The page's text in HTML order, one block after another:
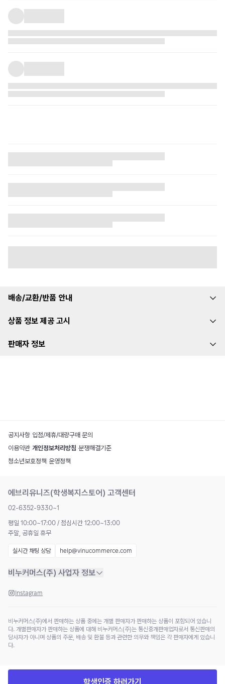
배송/교환/반품 안내
상품 정보 제공 고시
판매자 정보
학생인증 하러가기
공지사항 입점/제휴/대량구매 문의
이용약관 개인정보처리방침 분쟁해결기준
청소년보호정책 운영정책
에브리유니즈(학생복지스토어) 고객센터
02-6352-9330~1
평일 10:00~17:00 / 점심시간 12:00~13:00
주말, 공휴일 휴무
실시간 채팅 상담 help@vinucommerce.com
비누커머스(주) 사업자 정보
Instagram
비누커머스(주)에서 판매하는 상품 중에는 개별 판매자가 판매하는 상품이 포함되어 있습니
다. 개별판매자가 판매하는 상품에 대해 비누커머스(주)는 통신중개판매업자로서 통신판매의
당사자가 아니며 상품의 주문, 배송 및 환불 등과 관련한 의무와 책임은 각 판매자에게 있습니
다.